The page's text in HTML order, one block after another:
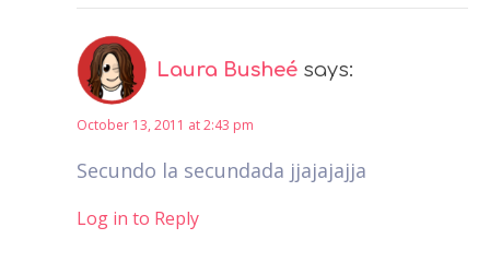
Laura Busheé says:
October 13, 2011 at 2:43 pm
Secundo la secundada jjajajajja
Log in to Reply